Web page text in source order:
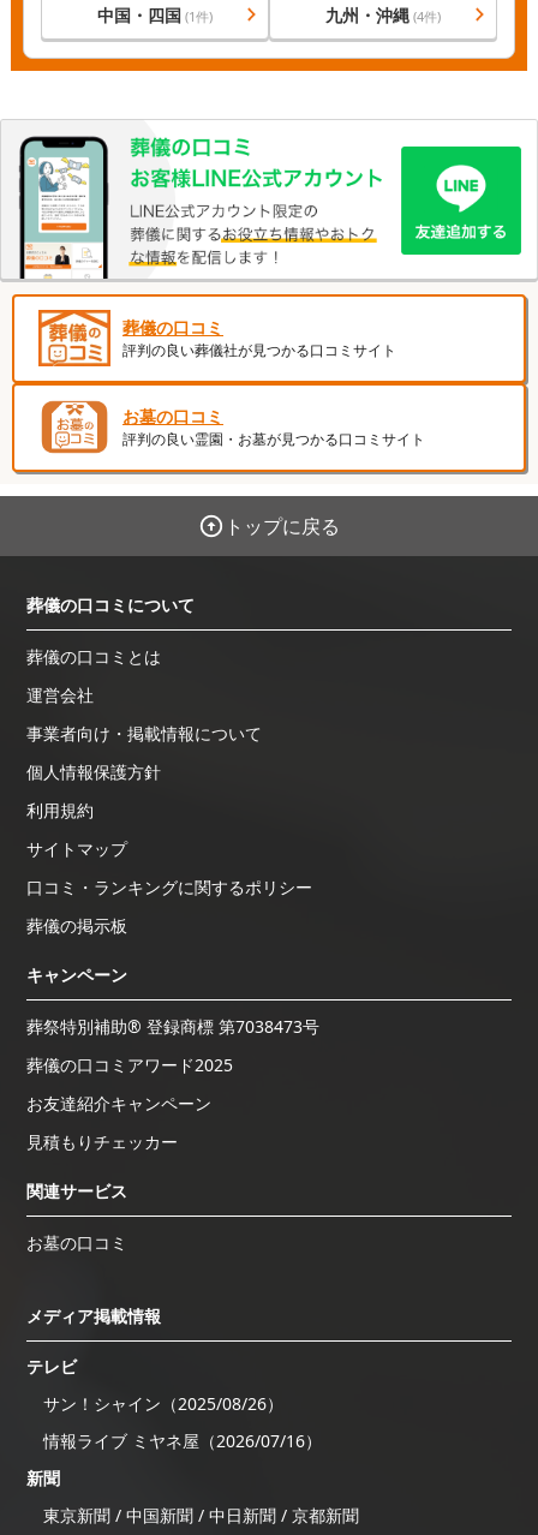
中国・四国 (1件) 九州・沖縄 (4件)
葬儀の口コミ
評判の良い葬儀社が見つかる口コミサイト
お墓の口コミ
評判の良い霊園・お墓が見つかる口コミサイト
トップに戻る
葬儀の口コミについて
葬儀の口コミとは
運営会社
事業者向け・掲載情報について
個人情報保護方針
利用規約
サイトマップ
口コミ・ランキングに関するポリシー
葬儀の掲示板
キャンペーン
葬祭特別補助® 登録商標 第7038473号
葬儀の口コミアワード2025
お友達紹介キャンペーン
見積もりチェッカー
関連サービス
お墓の口コミ
メディア掲載情報
テレビ
サン！シャイン（2025/08/26）
情報ライブ ミヤネ屋（2026/07/16）
新聞
東京新聞 / 中国新聞 / 中日新聞 / 京都新聞